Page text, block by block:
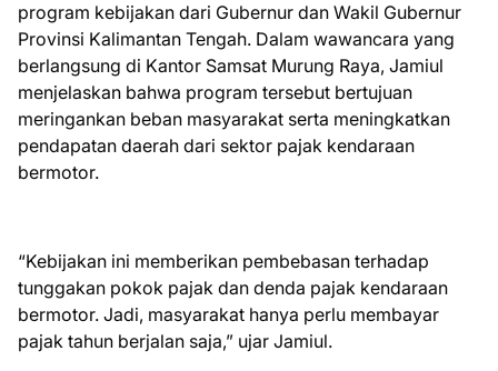
program kebijakan dari Gubernur dan Wakil Gubernur
Provinsi Kalimantan Tengah. Dalam wawancara yang
berlangsung di Kantor Samsat Murung Raya, Jamiul
menjelaskan bahwa program tersebut bertujuan
meringankan beban masyarakat serta meningkatkan
pendapatan daerah dari sektor pajak kendaraan
bermotor.
“Kebijakan ini memberikan pembebasan terhadap
tunggakan pokok pajak dan denda pajak kendaraan
bermotor. Jadi, masyarakat hanya perlu membayar
pajak tahun berjalan saja,” ujar Jamiul.